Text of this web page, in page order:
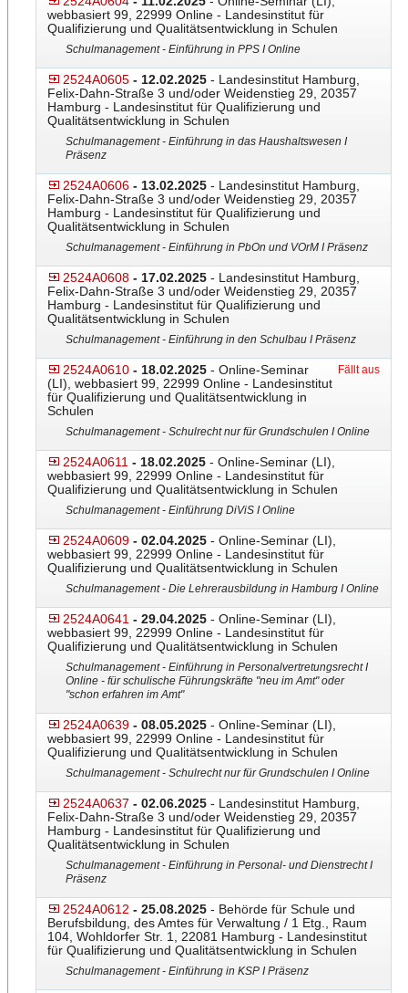
webbasiert 99, 22999 Online - Landesinstitut für
Qualifizierung und Qualitätsentwicklung in Schulen
Schulmanagement - Einführung in PPS I Online
2524A0605 - 12.02.2025 - Landesinstitut Hamburg,
Felix-Dahn-Straße 3 und/oder Weidenstieg 29, 20357
Hamburg - Landesinstitut für Qualifizierung und
Qualitätsentwicklung in Schulen
Schulmanagement - Einführung in das Haushaltswesen I
Präsenz
2524A0606 - 13.02.2025 - Landesinstitut Hamburg,
Felix-Dahn-Straße 3 und/oder Weidenstieg 29, 20357
Hamburg - Landesinstitut für Qualifizierung und
Qualitätsentwicklung in Schulen
Schulmanagement - Einführung in PbOn und VOrM I Präsenz
2524A0608 - 17.02.2025 - Landesinstitut Hamburg,
Felix-Dahn-Straße 3 und/oder Weidenstieg 29, 20357
Hamburg - Landesinstitut für Qualifizierung und
Qualitätsentwicklung in Schulen
Schulmanagement - Einführung in den Schulbau I Präsenz
2524A0610 - 18.02.2025 - Online-Seminar
(LI), webbasiert 99, 22999 Online - Landesinstitut
für Qualifizierung und Qualitätsentwicklung in
Schulen
Fällt aus
Schulmanagement - Schulrecht nur für Grundschulen I Online
2524A0611 - 18.02.2025 - Online-Seminar (LI),
webbasiert 99, 22999 Online - Landesinstitut für
Qualifizierung und Qualitätsentwicklung in Schulen
Schulmanagement - Einführung DiViS I Online
2524A0609 - 02.04.2025 - Online-Seminar (LI),
webbasiert 99, 22999 Online - Landesinstitut für
Qualifizierung und Qualitätsentwicklung in Schulen
Schulmanagement - Die Lehrerausbildung in Hamburg I Online
2524A0641 - 29.04.2025 - Online-Seminar (LI),
webbasiert 99, 22999 Online - Landesinstitut für
Qualifizierung und Qualitätsentwicklung in Schulen
Schulmanagement - Einführung in Personalvertretungsrecht I
Online - für schulische Führungskräfte "neu im Amt" oder
"schon erfahren im Amt"
2524A0639 - 08.05.2025 - Online-Seminar (LI),
webbasiert 99, 22999 Online - Landesinstitut für
Qualifizierung und Qualitätsentwicklung in Schulen
Schulmanagement - Schulrecht nur für Grundschulen I Online
2524A0637 - 02.06.2025 - Landesinstitut Hamburg,
Felix-Dahn-Straße 3 und/oder Weidenstieg 29, 20357
Hamburg - Landesinstitut für Qualifizierung und
Qualitätsentwicklung in Schulen
Schulmanagement - Einführung in Personal- und Dienstrecht I
Präsenz
2524A0612 - 25.08.2025 - Behörde für Schule und
Berufsbildung, des Amtes für Verwaltung / 1 Etg., Raum
104, Wohldorfer Str. 1, 22081 Hamburg - Landesinstitut
für Qualifizierung und Qualitätsentwicklung in Schulen
Schulmanagement - Einführung in KSP I Präsenz